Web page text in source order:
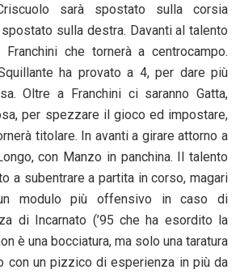
sarà spostato sulla corsia
sulla destra. Davanti al talento
che tornerà a centrocampo.
ha provato a 4, per dare più
Oltre a Franchini ci saranno Gatta,
per spezzare il gioco ed impostare,
titolare. In avanti a girare attorno a
con Manzo in panchina. Il talento
a subentrare a partita in corso, magari
modulo più offensivo in caso di
di Incarnato (’95 che ha esordito la
è una bocciatura, ma solo una taratura
con un pizzico di esperienza in più da